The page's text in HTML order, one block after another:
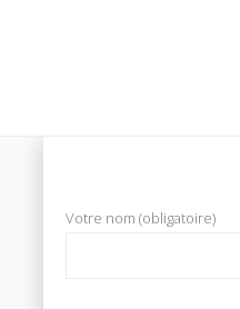
Votre nom (obligatoire)